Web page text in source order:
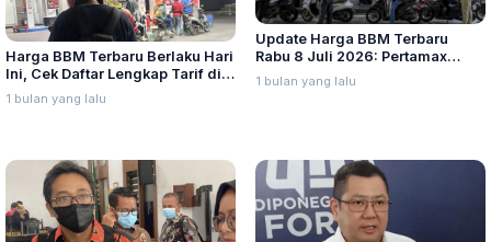
Harga BBM Terbaru Berlaku Hari
Ini, Cek Daftar Lengkap Tarif di
Seluruh Indonesia
1 bulan yang lalu
Update Harga BBM Terbaru
Rabu 8 Juli 2026: Pertamax
Turbo, Dexlite, dan Pertamina
Dex Turun
1 bulan yang lalu